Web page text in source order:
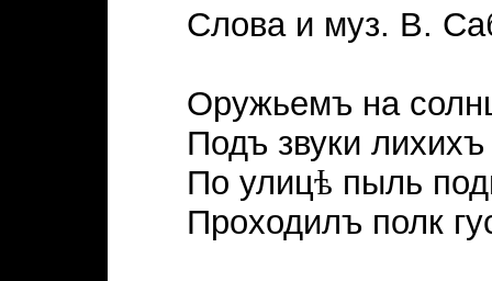
Слова и муз. В.
Оружьемъ на
Подъ звуки
По улицѣ пыль
Проходилъ полк